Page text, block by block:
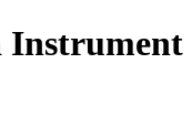
Instrument